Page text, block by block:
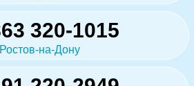
320-1015
Ростов-на-Дону